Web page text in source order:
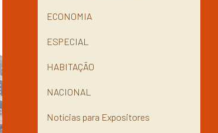
ECONOMIA
ESPECIAL
HABITAÇÃO
NACIONAL
Notícias para Expositores